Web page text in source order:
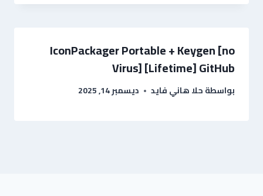
IconPackager Portable + Keygen [no
Virus] [Lifetime] GitHub
بواسطةحلا هاني فايد ديسمبر 14, 2025